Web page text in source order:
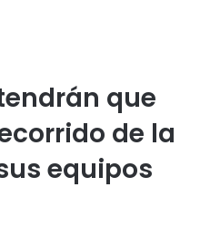
que
de la
equipos